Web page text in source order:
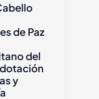
de Paz
del
y